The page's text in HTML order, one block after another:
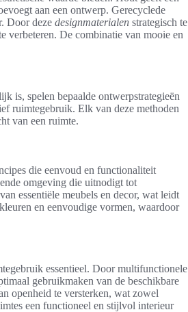
aan een ontwerp. Gerecyclede
Door deze designmaterialen strategisch te
verbeteren. De combinatie van mooie en
is, spelen bepaalde ontwerpstrategieën
ruimtegebruik. Elk van deze methoden
van een ruimte.
die eenvoud en functionaliteit
omgeving die uitnodigt tot
essentiële meubels en decor, wat leidt
en eenvoudige vormen, waardoor
essentieel. Door multifunctionele
gebruikmaken van de beschikbare
openheid te versterken, wat zowel
een functioneel en stijlvol interieur